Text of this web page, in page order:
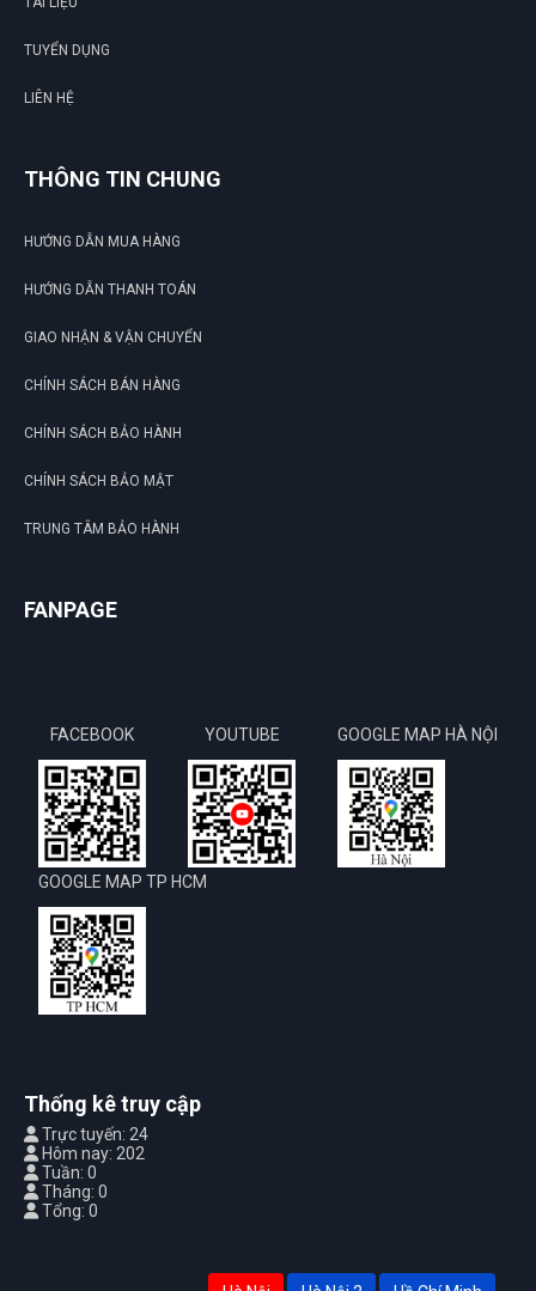
TUYỂN DỤNG
LIÊN HỆ
THÔNG TIN CHUNG
HƯỚNG DẪN MUA HÀNG
HƯỚNG DẪN THANH TOÁN
GIAO NHẬN & VẬN CHUYỂN
CHÍNH SÁCH BÁN HÀNG
CHÍNH SÁCH BẢO HÀNH
CHÍNH SÁCH BẢO MẬT
TRUNG TÂM BẢO HÀNH
FANPAGE
FACEBOOK YOUTUBE GOOGLE MAP HÀ NỘI
GOOGLE MAP TP HCM
Thống kê truy cập
Trực tuyến: 24
Hôm nay: 202
Tuần: 0
Tháng: 0
Tổng: 0